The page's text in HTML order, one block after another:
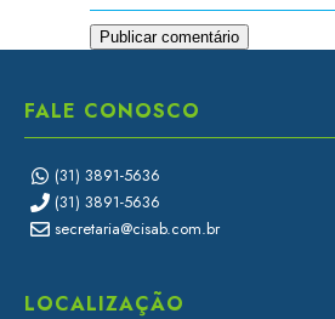
FALE CONOSCO
(31) 3891-5636
(31) 3891-5636
secretaria@cisab.com.br
LOCALIZAÇÃO